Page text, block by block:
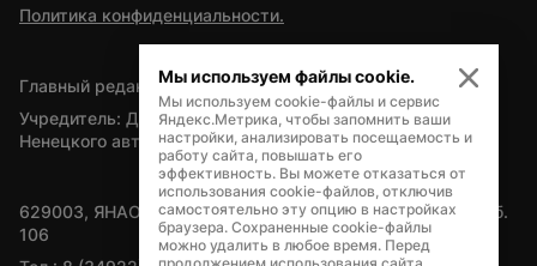
Политика конфиденциальности.
Главный редактор — А.Л. Поздеев
Учредитель: Департамент внутренней политики Ямало-
Ненецкого автономного округа
629003, ЯНАО, Салехард, мкр. Богдана Кнунянца, д.1, каб.
106
Мы используем файлы cookie.
Мы используем cookie-файлы и сервис
Яндекс.Метрика, чтобы запомнить ваши
настройки, анализировать посещаемость и
работу сайта, повышать его
эффективность. Вы можете отказаться от
использования cookie-файлов, отключив
самостоятельно эту опцию в настройках
браузера. Сохраненные cookie-файлы
можно удалить в любое время. Перед